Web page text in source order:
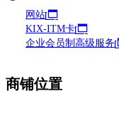
网站
KIX-ITM卡
企业会员制高级服务
商铺位置